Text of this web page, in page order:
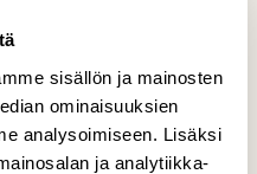
sisällön ja mainosten
ominaisuuksien
analysoimiseen. Lisäksi
ja analytiikka-